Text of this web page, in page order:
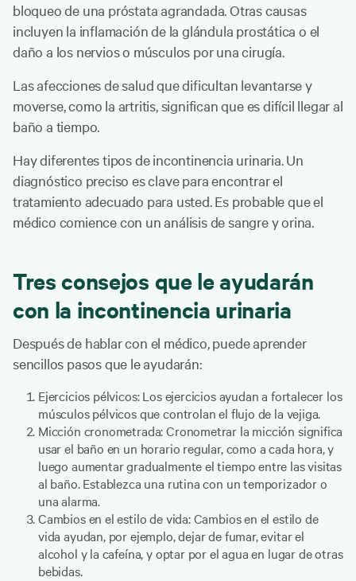
bloqueo de una próstata agrandada. Otras causas
incluyen la inflamación de la glándula prostática o el
daño a los nervios o músculos por una cirugía.
Las afecciones de salud que dificultan levantarse y
moverse, como la artritis, significan que es difícil llegar al
baño a tiempo.
Hay diferentes tipos de incontinencia urinaria. Un
diagnóstico preciso es clave para encontrar el
tratamiento adecuado para usted. Es probable que el
médico comience con un análisis de sangre y orina.
Tres consejos que le ayudarán
con la incontinencia urinaria
Después de hablar con el médico, puede aprender
sencillos pasos que le ayudarán:
Ejercicios pélvicos: Los ejercicios ayudan a fortalecer los
músculos pélvicos que controlan el flujo de la vejiga.
Micción cronometrada: Cronometrar la micción significa
usar el baño en un horario regular, como a cada hora, y
luego aumentar gradualmente el tiempo entre las visitas
al baño. Establezca una rutina con un temporizador o
una alarma.
Cambios en el estilo de vida: Cambios en el estilo de
vida ayudan, por ejemplo, dejar de fumar, evitar el
alcohol y la cafeína, y optar por el agua en lugar de otras
bebidas.